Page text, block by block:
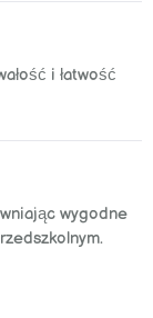
i łatwość
wygodne